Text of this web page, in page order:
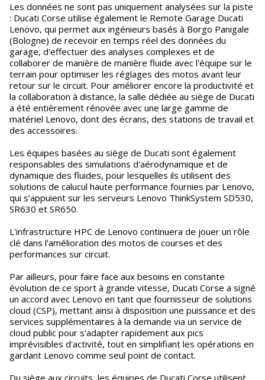
Les données ne sont pas uniquement analysées sur la piste
: Ducati Corse utilise également le Remote Garage Ducati
Lenovo, qui permet aux ingénieurs basés à Borgo Panigale
(Bologne) de recevoir en temps réel des données du
garage, d'effectuer des analyses complexes et de
collaborer de manière de manière fluide avec l'équipe sur le
terrain pour optimiser les réglages des motos avant leur
retour sur le circuit. Pour améliorer encore la productivité et
la collaboration à distance, la salle dédiée au siège de Ducati
a été entièrement rénovée avec une large gamme de
matériel Lenovo, dont des écrans, des stations de travail et
des accessoires.
Les équipes basées au siège de Ducati sont également
responsables des simulations d'aérodynamique et de
dynamique des fluides, pour lesquelles ils utilisent des
solutions de calucul haute performance fournies par Lenovo,
qui s’appuient sur les serveurs Lenovo ThinkSystem SD530,
SR630 et SR650.
L'infrastructure HPC de Lenovo continuera de jouer un rôle
clé dans l’amélioration des motos de courses et des
performances sur circuit.
Par ailleurs, pour faire face aux besoins en constante
évolution de ce sport à grande vitesse, Ducati Corse a signé
un accord avec Lenovo en tant que fournisseur de solutions
cloud (CSP), mettant ainsi à disposition une puissance et des
services supplémentaires à la demande via un service de
cloud public pour s'adapter rapidement aux pics
imprévisibles d'activité, tout en simplifiant les opérations en
gardant Lenovo comme seul point de contact.